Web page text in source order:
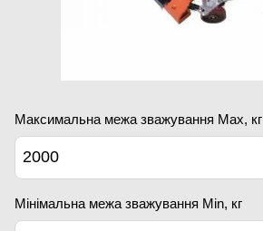
Максимальна межа зважування Мах, кг
2000
Мінімальна межа зважування Min, кг